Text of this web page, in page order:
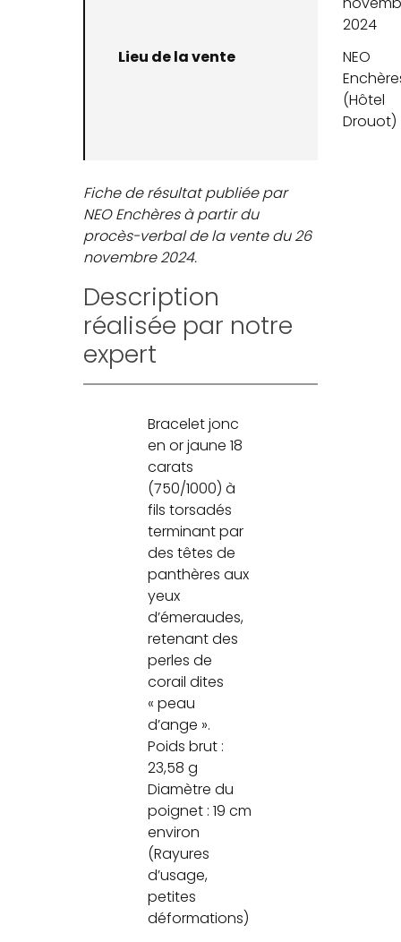
2024
Lieu de la vente
NEO
(Hôtel
Drouot)
Fiche de résultat publiée par
NEO Enchères à partir du
procès-verbal de la vente du 26
novembre 2024.
Description
réalisée par notre
expert
Bracelet jonc
en or jaune 18
carats
(750/1000) à
fils torsadés
terminant par
des têtes de
panthères aux
yeux
d’émeraudes,
retenant des
perles de
corail dites
« peau
d’ange ».
Poids brut :
23,58 g
Diamètre du
poignet : 19 cm
environ
(Rayures
d’usage,
petites
déformations)